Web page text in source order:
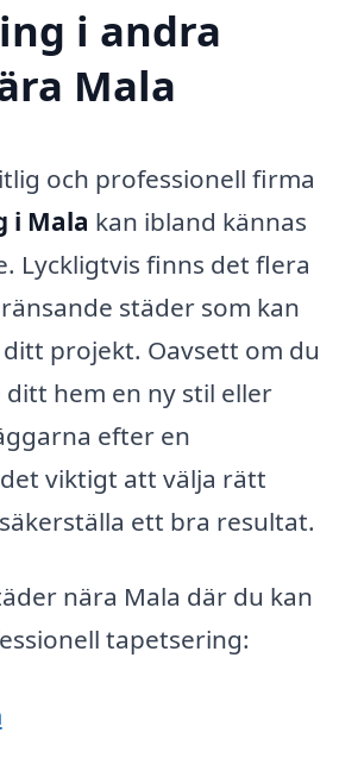
i andra
Mala
och professionell firma
i Mala kan ibland kännas
Lyckligtvis finns det flera
städer som kan
projekt. Oavsett om du
hem en ny stil eller
efter en
viktigt att välja rätt
ett bra resultat.
nära Mala där du kan
tapetsering: